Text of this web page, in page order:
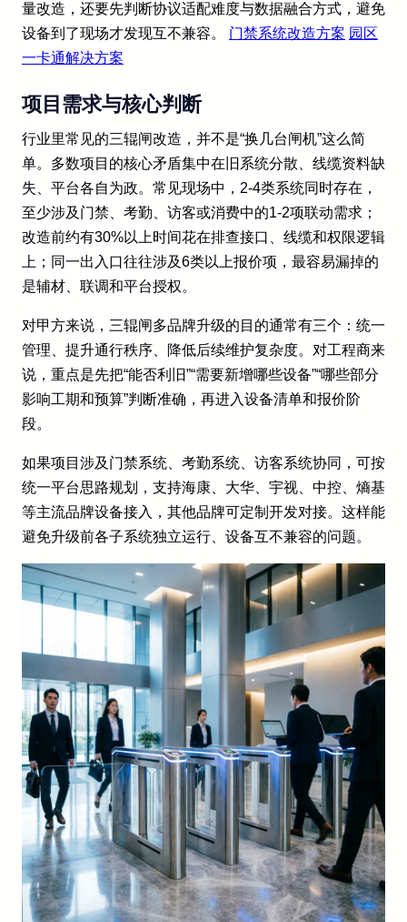
量改造，还要先判断协议适配难度与数据融合方式，避免
设备到了现场才发现互不兼容。 门禁系统改造方案 园区
一卡通解决方案
项目需求与核心判断
行业里常见的三辊闸改造，并不是“换几台闸机”这么简
单。多数项目的核心矛盾集中在旧系统分散、线缆资料缺
失、平台各自为政。常见现场中，2-4类系统同时存在，
至少涉及门禁、考勤、访客或消费中的1-2项联动需求；
改造前约有30%以上时间花在排查接口、线缆和权限逻辑
上；同一出入口往往涉及6类以上报价项，最容易漏掉的
是辅材、联调和平台授权。
对甲方来说，三辊闸多品牌升级的目的通常有三个：统一
管理、提升通行秩序、降低后续维护复杂度。对工程商来
说，重点是先把“能否利旧”“需要新增哪些设备”“哪些部分
影响工期和预算”判断准确，再进入设备清单和报价阶
段。
如果项目涉及门禁系统、考勤系统、访客系统协同，可按
统一平台思路规划，支持海康、大华、宇视、中控、熵基
等主流品牌设备接入，其他品牌可定制开发对接。这样能
避免升级前各子系统独立运行、设备互不兼容的问题。